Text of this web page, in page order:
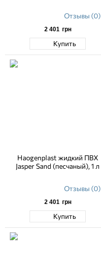
Отзывы (0)
2 401 грн
Купить
Haogenplast жидкий ПВХ
Jasper Sand (песчаный), 1 л
Отзывы (0)
2 401 грн
Купить